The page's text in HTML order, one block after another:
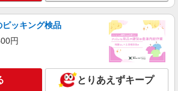
詳細を見る
京支社/EA0401G-AM
大人気♪／オフィスワーク！！その他イメベ
スタッフ、仕分け等もあります！
時給1600円〜1800円（22:00〜翌5:00の深夜手
ッキング検品
円
とりあえずキープ